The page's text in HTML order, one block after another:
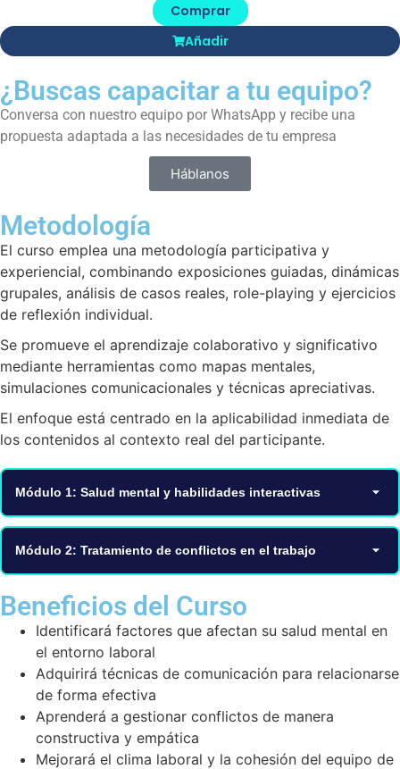
Comprar
Añadir
¿Buscas capacitar a tu equipo?
Conversa con nuestro equipo por WhatsApp y recibe una
propuesta adaptada a las necesidades de tu empresa
Háblanos
Metodología
El curso emplea una metodología participativa y
experiencial, combinando exposiciones guiadas, dinámicas
grupales, análisis de casos reales, role-playing y ejercicios
de reflexión individual.
Se promueve el aprendizaje colaborativo y significativo
mediante herramientas como mapas mentales,
simulaciones comunicacionales y técnicas apreciativas.
El enfoque está centrado en la aplicabilidad inmediata de
los contenidos al contexto real del participante.
Módulo 1: Salud mental y habilidades interactivas
✓ Impacto del entorno laboral en el bienestar psicológico
✓ Factores clave para un ambiente saludable
✓ Elementos socio-psicológicos de la comunicación
✓ Dificultades relacionales, juicios y afirmaciones
✓ Técnicas de escucha activa e indagación apreciativa
✓ Comunicación efectiva: ofertas, peticiones y
Módulo 2: Tratamiento de conflictos en el trabajo
✓ Comunicación interpersonal y asertiva
✓ Saber escuchar, expresar y pedir
✓ Tipos de conflictos y respuestas constructivas
✓ Técnicas de motivación participativa
✓ Desarrollo de confianza y cohesión de equipo
Beneficios del Curso
Identificará factores que afectan su salud mental en
el entorno laboral
Adquirirá técnicas de comunicación para relacionarse
de forma efectiva
Aprenderá a gestionar conflictos de manera
constructiva y empática
Mejorará el clima laboral y la cohesión del equipo de